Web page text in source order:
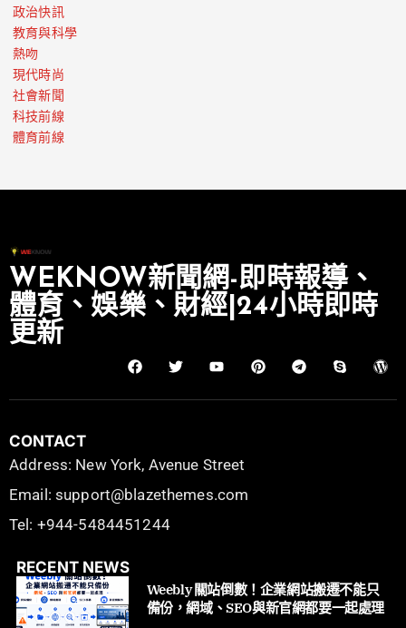
政治快訊
教育與科學
熱吻
現代時尚
社會新聞
科技前線
體育前線
WEKNOW新聞網-即時報導、
體育、娛樂、財經|24小時即時
更新
CONTACT
Address: New York, Avenue Street
Email: support@blazethemes.com
Tel: +944-5484451244
RECENT NEWS
Weebly 關站倒數！企業網站搬遷不能只
備份，網域、SEO與新官網都要一起處理